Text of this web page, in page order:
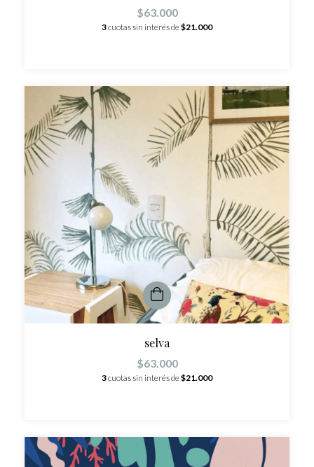
$63.000
3cuotas sin interés de$21.000
selva
$63.000
3cuotas sin interés de$21.000